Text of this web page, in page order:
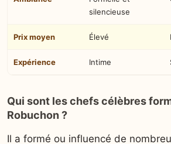
silencieuse
Prix moyen Élevé
Expérience Intime
Qui sont les chefs célèbres
Robuchon ?
Il a formé ou influencé de